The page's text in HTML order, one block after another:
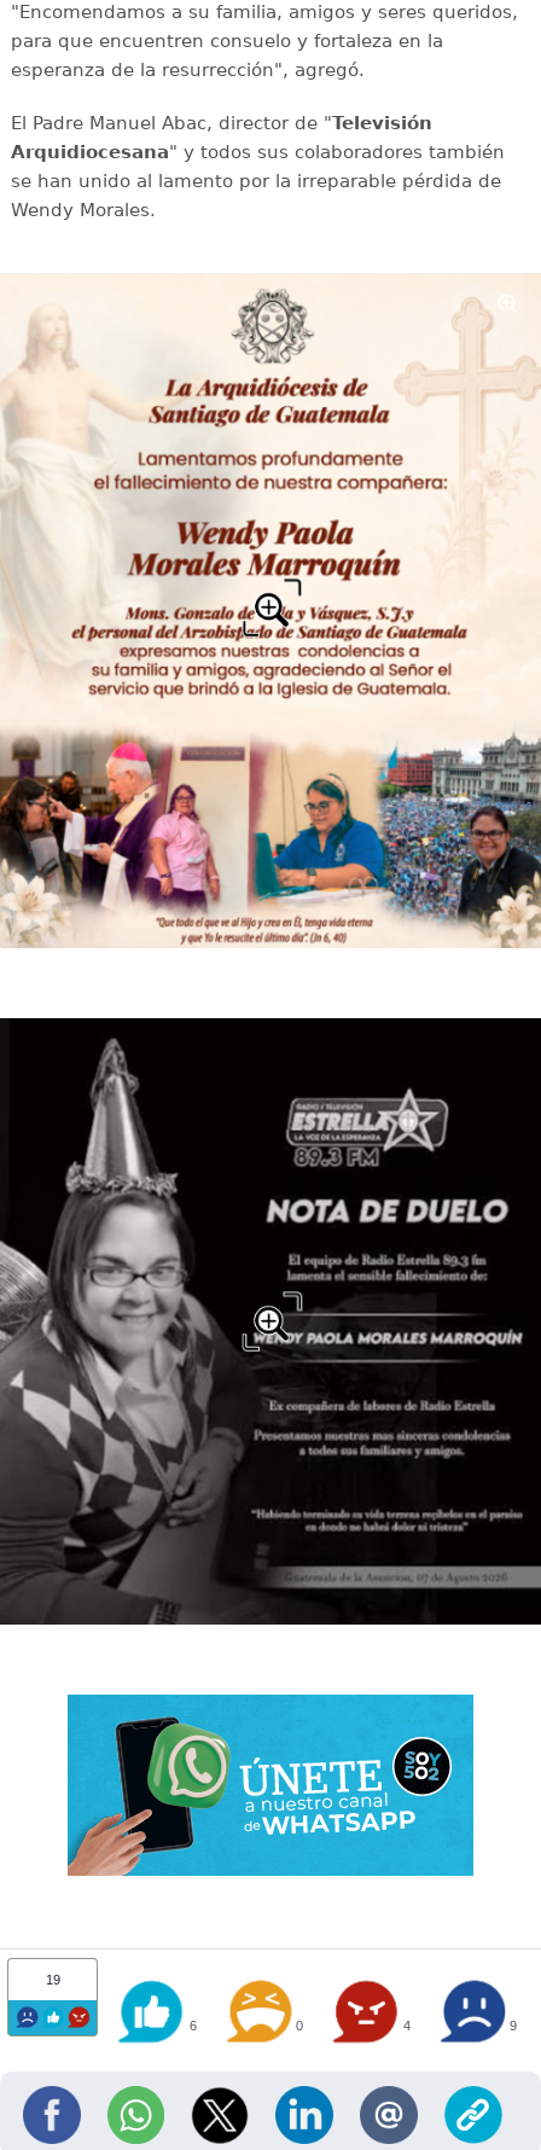
"Encomendamos a su familia, amigos y seres queridos,
para que encuentren consuelo y fortaleza en la
esperanza de la resurrección", agregó.
El Padre Manuel Abac, director de "Televisión
Arquidiocesana" y todos sus colaboradores también
se han unido al lamento por la irreparable pérdida de
Wendy Morales.
19
6 0 4 9